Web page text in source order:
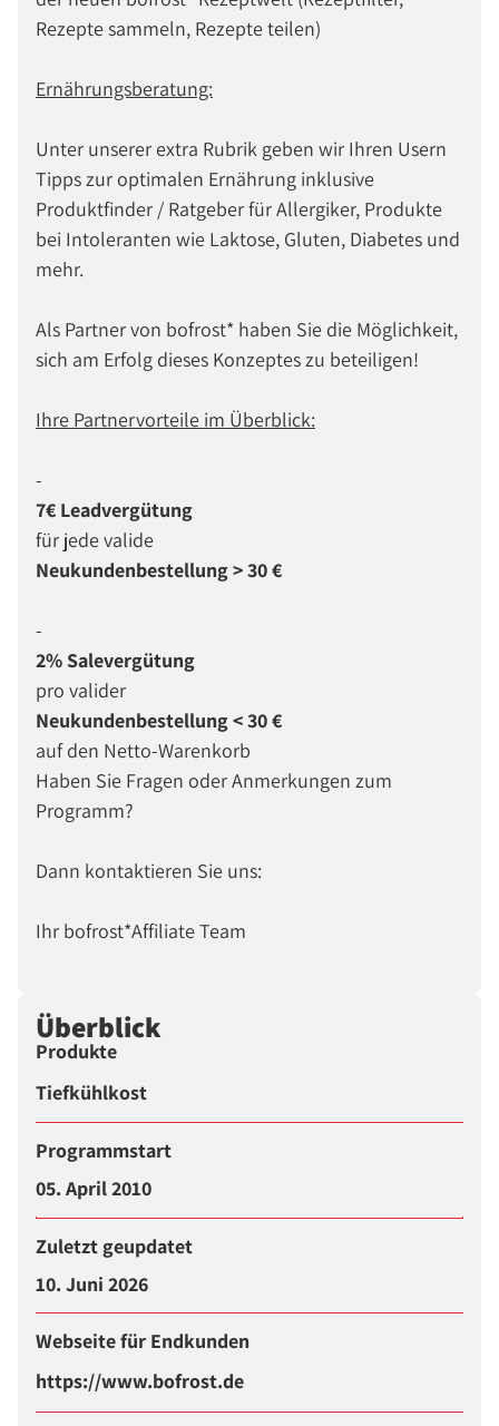
Rezepte sammeln, Rezepte teilen)
Ernährungsberatung:
Unter unserer extra Rubrik geben wir Ihren Usern
Tipps zur optimalen Ernährung inklusive
Produktfinder / Ratgeber für Allergiker, Produkte
bei Intoleranten wie Laktose, Gluten, Diabetes und
mehr.
Als Partner von bofrost* haben Sie die Möglichkeit,
sich am Erfolg dieses Konzeptes zu beteiligen!
Ihre Partnervorteile im Überblick:
-
7€ Leadvergütung
für jede valide
Neukundenbestellung > 30 €
-
2% Salevergütung
pro valider
Neukundenbestellung < 30 €
auf den Netto-Warenkorb
Haben Sie Fragen oder Anmerkungen zum
Programm?
Dann kontaktieren Sie uns:
Ihr bofrost*Affiliate Team
Überblick
Produkte
Tiefkühlkost
Programmstart
05. April 2010
Zuletzt geupdatet
10. Juni 2026
Webseite für Endkunden
https://www.bofrost.de